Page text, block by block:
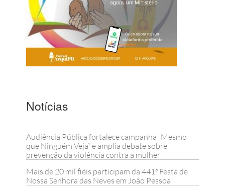
Notícias
Audiência Pública fortalece campanha “Mesmo
que Ninguém Veja” e amplia debate sobre
prevenção da violência contra a mulher
Mais de 20 mil fiéis participam da 441ª Festa de
Nossa Senhora das Neves em João Pessoa